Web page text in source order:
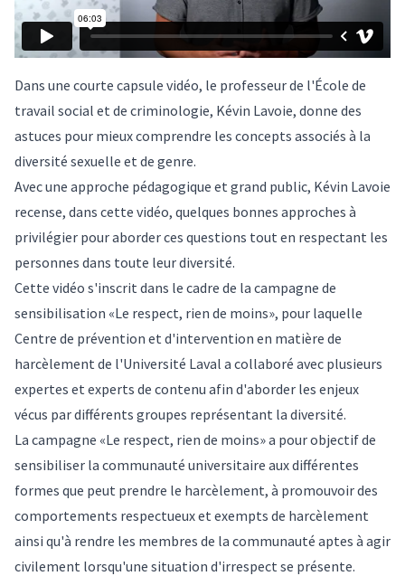
Dans une courte capsule vidéo, le professeur de l'École de
travail social et de criminologie, Kévin Lavoie, donne des
astuces pour mieux comprendre les concepts associés à la
diversité sexuelle et de genre.
Avec une approche pédagogique et grand public, Kévin Lavoie
recense, dans cette vidéo, quelques bonnes approches à
privilégier pour aborder ces questions tout en respectant les
personnes dans toute leur diversité.
Cette vidéo s'inscrit dans le cadre de la campagne de
sensibilisation «Le respect, rien de moins», pour laquelle
Centre de prévention et d'intervention en matière de
harcèlement de l'Université Laval a collaboré avec plusieurs
expertes et experts de contenu afin d'aborder les enjeux
vécus par différents groupes représentant la diversité.
La campagne «Le respect, rien de moins» a pour objectif de
sensibiliser la communauté universitaire aux différentes
formes que peut prendre le harcèlement, à promouvoir des
comportements respectueux et exempts de harcèlement
ainsi qu'à rendre les membres de la communauté aptes à agir
civilement lorsqu'une situation d'irrespect se présente.